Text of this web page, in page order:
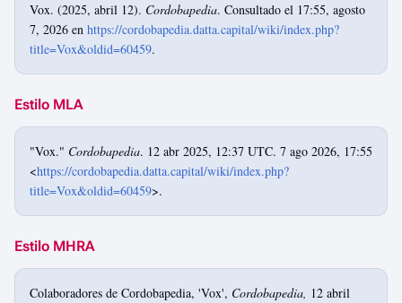
Vox. (2025, abril 12). Cordobapedia. Consultado el 17:55, agosto
7, 2026 en https://cordobapedia.datta.capital/wiki/index.php?
title=Vox&oldid=60459.
Estilo MLA
"Vox." Cordobapedia. 12 abr 2025, 12:37 UTC. 7 ago 2026, 17:55
<https://cordobapedia.datta.capital/wiki/index.php?
title=Vox&oldid=60459>.
Estilo MHRA
Colaboradores de Cordobapedia, 'Vox', Cordobapedia, 12 abril